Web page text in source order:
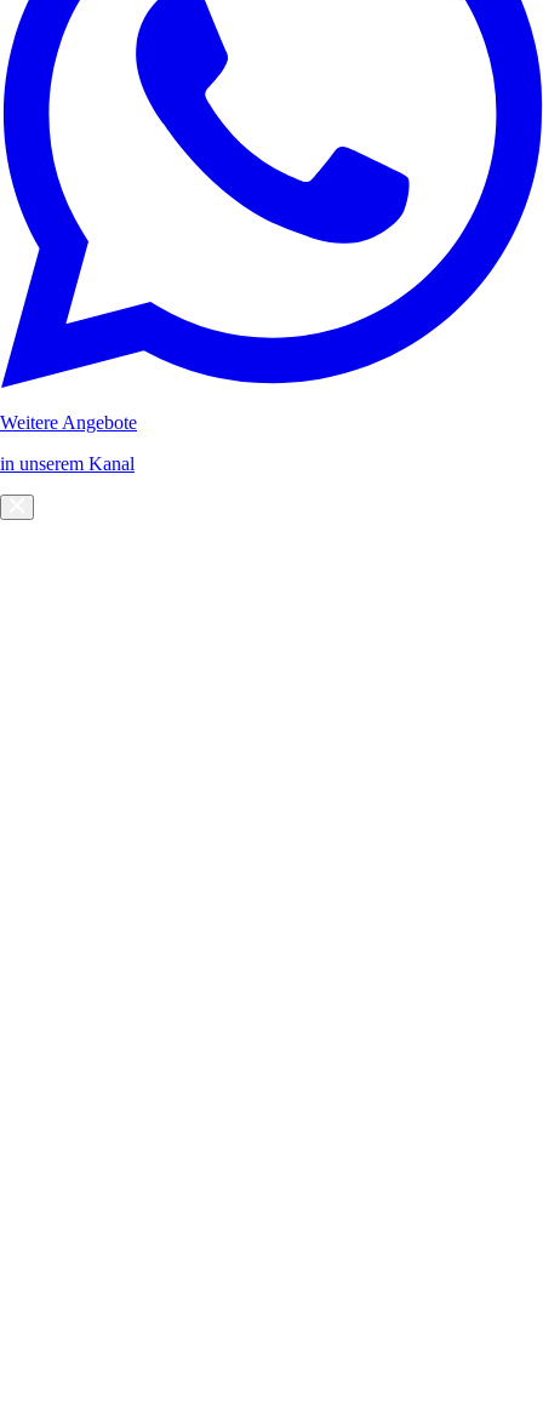
Weitere Angebote
in unserem Kanal